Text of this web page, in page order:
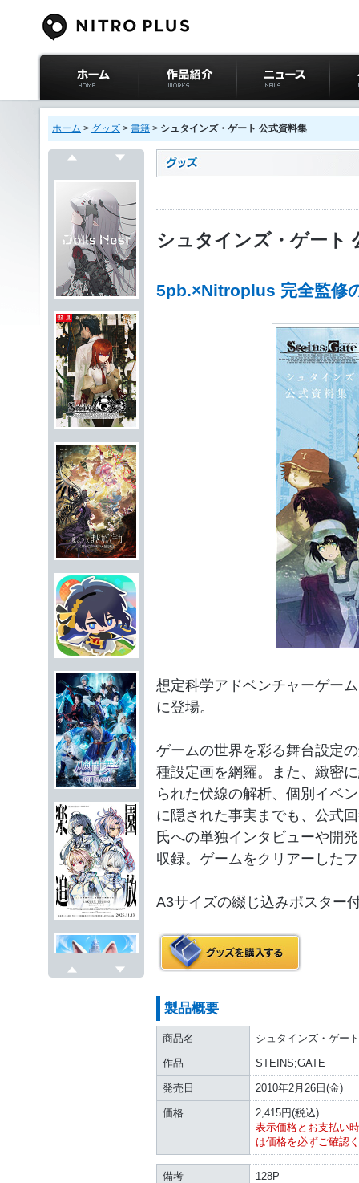
ニトロプラス公式
サイト ホーム
作品紹介 ニュース イベ
ホーム > グッズ > 書籍 > シュタインズ・ゲート 公式資料集
シュタインズ・ゲート
5pb.×Nitroplus 完全監修
想定科学アドベンチャーゲー
に登場。
ゲームの世界を彩る舞台設定
種設定画を網羅。また、緻密
られた伏線の解析、個別イベ
に隠された事実までも、公式
氏への単独インタビューや開
収録。ゲームをクリアーした
A3サイズの綴じ込みポスター
製品概要
商品名 シュタインズ・ゲー
作品 STEINS;GATE
発売日 2010年2月26日(金)
価格
2,415円(税込)
表示価格とお支払い
は価格を必ずご確認
備考 128P